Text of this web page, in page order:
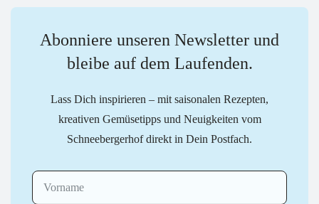
Abonniere unseren Newsletter und
bleibe auf dem Laufenden.
Lass Dich inspirieren – mit saisonalen Rezepten,
kreativen Gemüsetipps und Neuigkeiten vom
Schneebergerhof direkt in Dein Postfach.